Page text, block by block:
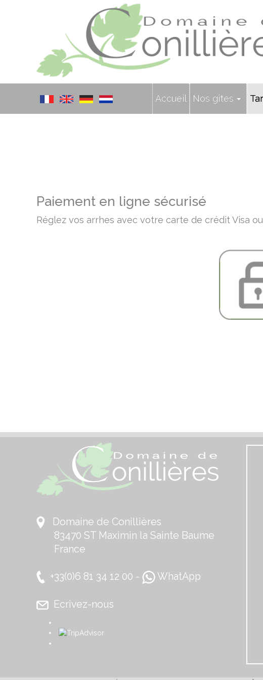
Accueil Nos gîtes
Paiement en ligne sécurisé
Réglez vos arrhes avec votre carte de crédit Visa
Domaine de Conillières
83470 ST Maximin la Sainte Baume
France
+33(0)6 81 34 12 00 - WhatApp
Ecrivez-nous